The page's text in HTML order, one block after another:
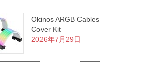
Okinos ARGB Cables
Cover Kit
2026年7月29日